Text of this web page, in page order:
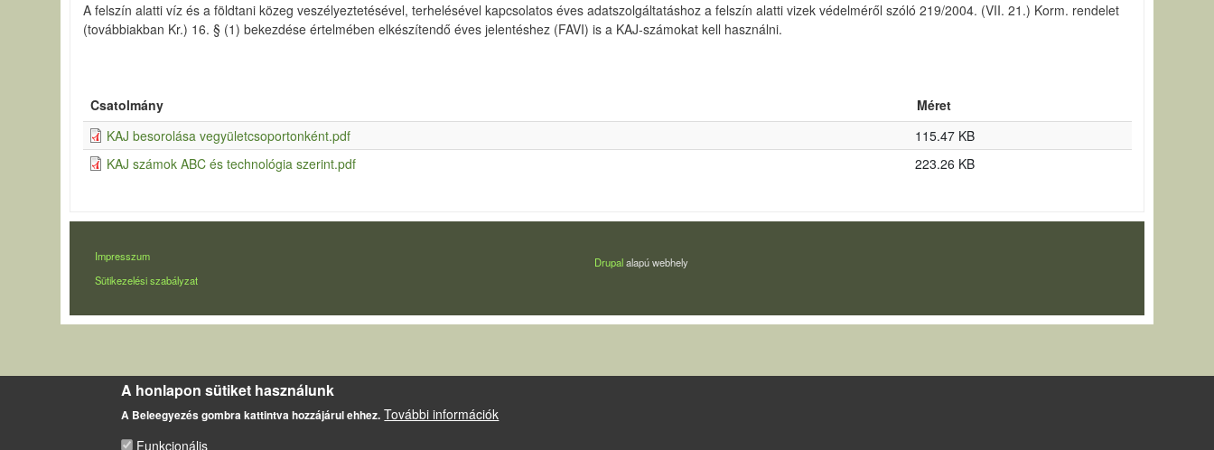
A felszín alatti víz és a földtani közeg veszélyeztetésével, terhelésével kapcsolatos éves adatszolgáltatáshoz a felszín alatti vizek védelméről szóló 219/2004. (VII. 21.) Korm. rendelet
(továbbiakban Kr.) 16. § (1) bekezdése értelmében elkészítendő éves jelentéshez (FAVI) is a KAJ-számokat kell használni.
Csatolmány
Méret
KAJ besorolása vegyületcsoportonként.pdf
115.47 KB
KAJ számok ABC és technológia szerint.pdf
223.26 KB
LÁBLÉC
Impresszum
Sütikezelési szabályzat
Drupalalapú webhely
A honlapon sütiket használunk
A Beleegyezés gombra kattintva hozzájárul ehhez. További információk
Funkcionális